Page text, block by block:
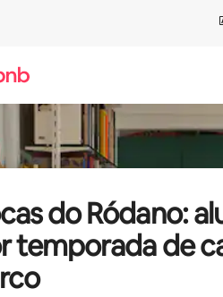
do Ródano:
temporada de